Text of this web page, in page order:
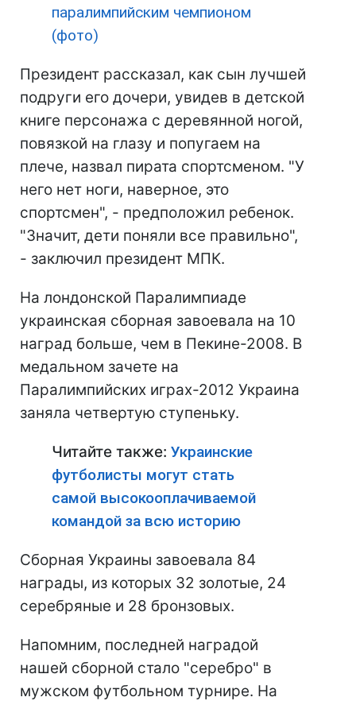
паралимпийским чемпионом
(фото)
Президент рассказал, как сын лучшей
подруги его дочери, увидев в детской
книге персонажа с деревянной ногой,
повязкой на глазу и попугаем на
плече, назвал пирата спортсменом. "У
него нет ноги, наверное, это
спортсмен", - предположил ребенок.
"Значит, дети поняли все правильно",
- заключил президент МПК.
На лондонской Паралимпиаде
украинская сборная завоевала на 10
наград больше, чем в Пекине-2008. В
медальном зачете на
Паралимпийских играх-2012 Украина
заняла четвертую ступеньку.
Читайте также: Украинские
футболисты могут стать
самой высокооплачиваемой
командой за всю историю
Cборная Украины завоевала 84
награды, из которых 32 золотые, 24
серебряные и 28 бронзовых.
Напомним, последней наградой
нашей сборной стало "серебро" в
мужском футбольном турнире. На